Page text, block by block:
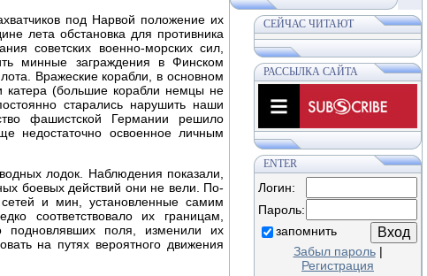
под Нарвой положение их
лета обстановка для противника
советских военно-морских сил,
минные заграждения в Финском
Вражеские корабли, в основном
(большие корабли немцы не
старались нарушить наши
фашистской Германии решило
недостаточно освоенное личным
лодок. Наблюдения показали,
боевых действий они не вели. По-
и мин, установленные самим
соответствовало их границам,
поля, изменили их
на путях вероятного движения
СЕЙЧАС ЧИТАЮТ
РАССЫЛКА САЙТА
ENTER
Логин:
Пароль:
запомнить
Забыл пароль|
Регистрация